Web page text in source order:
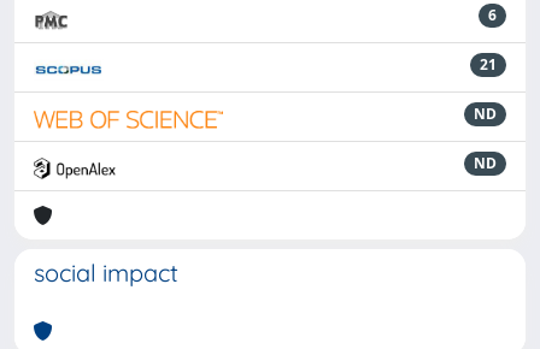
6
21
ND
ND
social impact